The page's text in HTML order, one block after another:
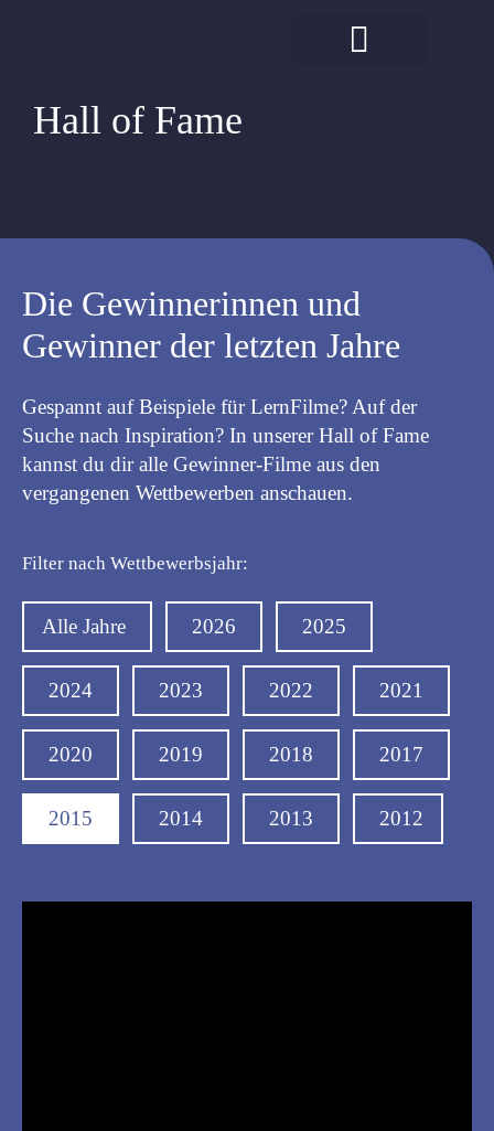
Hall of Fame
Die Gewinnerinnen und
Gewinner der letzten Jahre
Gespannt auf Beispiele für LernFilme? Auf der
Suche nach Inspiration? In unserer Hall of Fame
kannst du dir alle Gewinner-Filme aus den
vergangenen Wettbewerben anschauen.
Filter nach Wettbewerbsjahr:
Alle Jahre 2026 2025
2024 2023 2022 2021
2020 2019 2018 2017
2015 2014 2013 2012